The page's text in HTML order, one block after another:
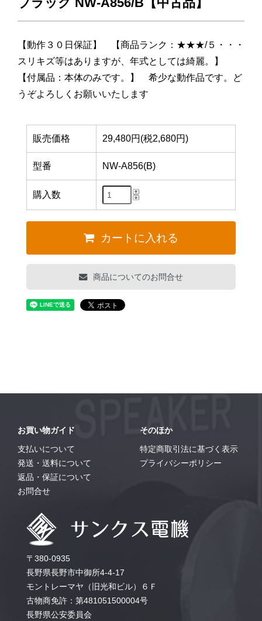
【動作３０日保証】 【商品ランク：★★★/５・・・
スリキズ等はありますが、年式としては綺麗。】
【付属品：本体のみです。】 希少な動作品です。ど
うぞよろしくお願いいたします
販売価格 29,480円(税2,680円)
型番 NW-A856(B)
購入数
カートに入れる
商品についてのお問合せ
お買い物ガイド
支払いについて
発送・送料について
返品・保証について
お問合せ
そのほか
特定商取引法に基づく表示
プライバシーポリシー
〒380-0935
長野県長野市中御所4-4-17
モントレーマヤ（旧光和ビル）６Ｆ
古物商免許：第481051500004号
長野県公安委員会